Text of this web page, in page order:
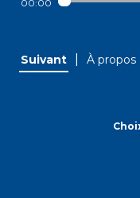
00:00
Suivant À propos